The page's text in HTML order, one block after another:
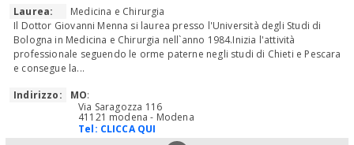
Laurea:
Medicina e Chirurgia
Il Dottor Giovanni Menna si laurea presso l'Università degli Studi di
Bologna in Medicina e Chirurgia nell`anno 1984.Inizia l'attività
professionale seguendo le orme paterne negli studi di Chieti e Pescara
e consegue la...
Indirizzo:
MO:
Via Saragozza 116
41121 modena - Modena
Tel: CLICCA QUI